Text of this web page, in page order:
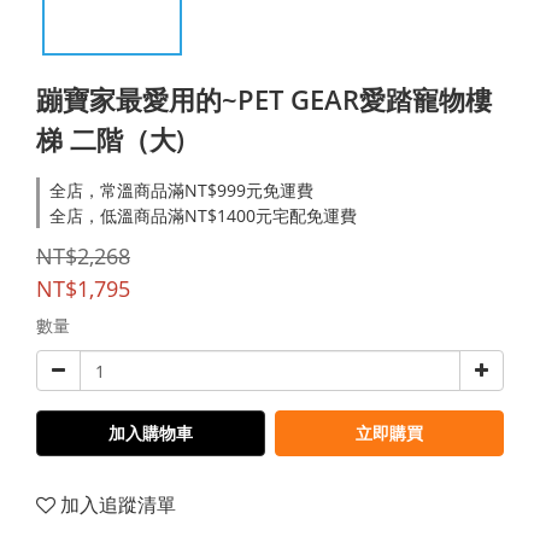
蹦寶家最愛用的~PET GEAR愛踏寵物樓
梯 二階（大)
全店，常溫商品滿NT$999元免運費
全店，低溫商品滿NT$1400元宅配免運費
NT$2,268
NT$1,795
數量
加入購物車 立即購買
加入追蹤清單